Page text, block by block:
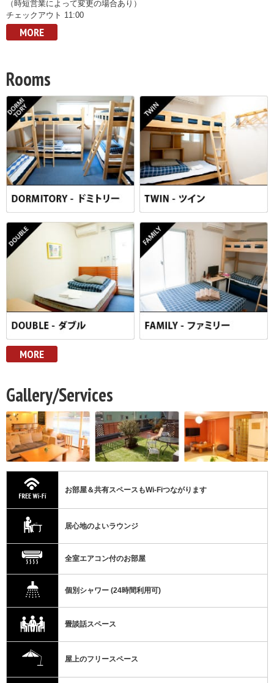
（時短営業によって変更の場合あり）
チェックアウト 11:00
MORE
Rooms
MORE
Gallery/Services
お部屋＆共有スペースもWi-Fiつながります
居心地のよいラウンジ
全室エアコン付のお部屋
個別シャワー (24時間利用可)
畳談話スペース
屋上のフリースペース